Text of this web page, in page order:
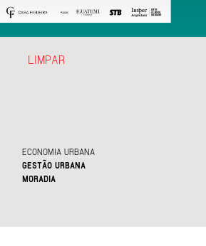
ECONOMIA URBANA
GESTÃO URBANA
MORADIA
LIMPAR